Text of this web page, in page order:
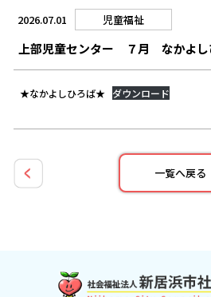
2026.07.01 児童福祉
上部児童センター ７月 なかよし
★なかよしひろば★ ダウンロード
一覧へ戻る